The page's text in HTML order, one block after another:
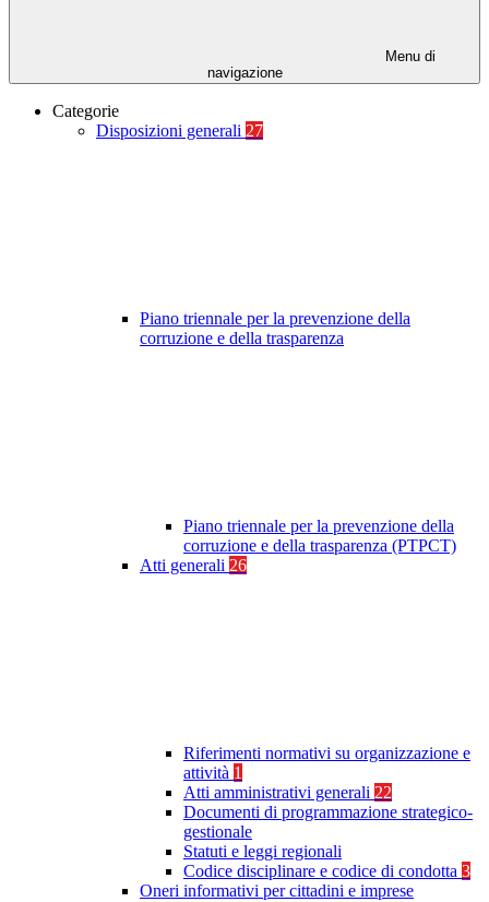
Menu di
navigazione
Categorie
Disposizioni generali 27
Piano triennale per la prevenzione della
corruzione e della trasparenza
Piano triennale per la prevenzione della
corruzione e della trasparenza (PTPCT)
Atti generali 26
Riferimenti normativi su organizzazione e
attività 1
Atti amministrativi generali 22
Documenti di programmazione strategico-
gestionale
Statuti e leggi regionali
Codice disciplinare e codice di condotta 3
Oneri informativi per cittadini e imprese